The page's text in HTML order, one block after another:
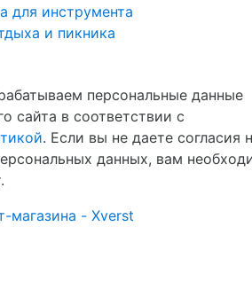
для инструмента
и пикника
персональные данные
сайта в соответствии с
. Если вы не даете согласия
данных, вам
магазина - Xverst